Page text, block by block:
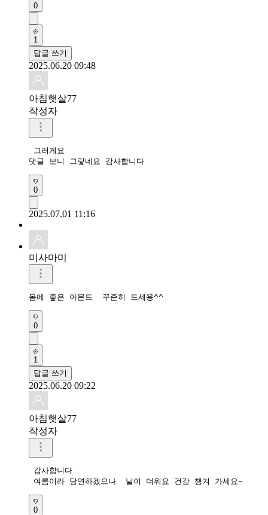
0
1
답글 쓰기
2025.06.20 09:48
아침햇살77
작성자
그러게요
댓글 보니 그렇네요 감사합니다
0
2025.07.01 11:16
미사마미
몸에 좋은 아몬드  꾸준히 드세용^^
0
1
답글 쓰기
2025.06.20 09:22
아침햇살77
작성자
감사합니다
여름이라 당연하겠으나  날이 더워요 건강 챙겨 가세요~
0